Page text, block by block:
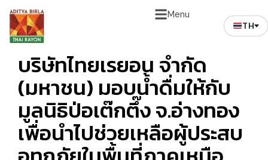
Menu
TH
บริษัทไทยเรยอน จำกัด
(มหาชน) มอบน้ำดื่มให้กับ
มูลนิธิป่อเต๊กตึ๊ง จ.อ่างทอง
เพื่อนำไปช่วยเหลือผู้ประสบ